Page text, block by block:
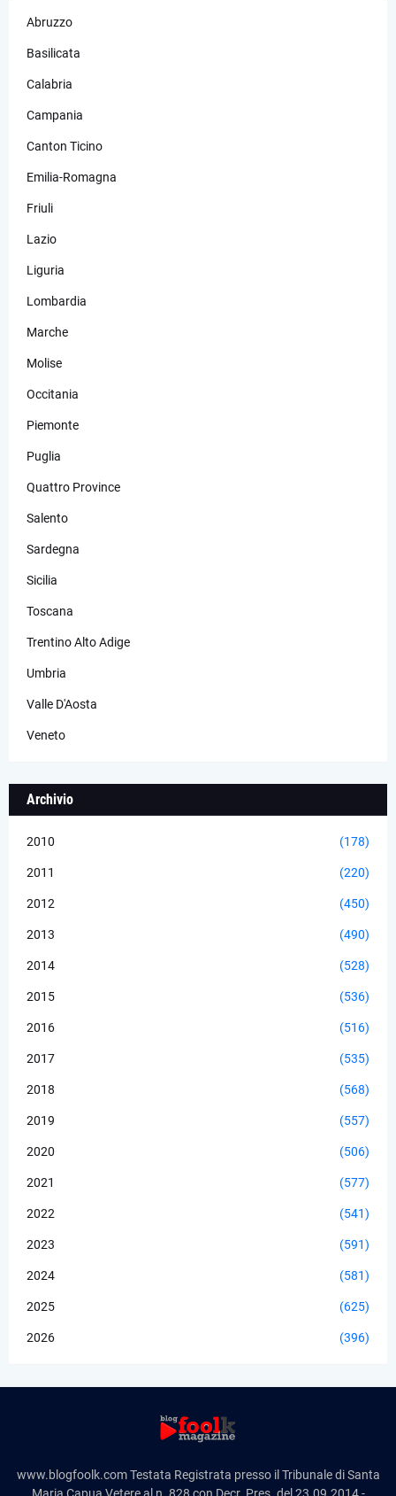
Abruzzo
Basilicata
Calabria
Campania
Canton Ticino
Emilia-Romagna
Friuli
Lazio
Liguria
Lombardia
Marche
Molise
Occitania
Piemonte
Puglia
Quattro Province
Salento
Sardegna
Sicilia
Toscana
Trentino Alto Adige
Umbria
Valle D'Aosta
Veneto
Archivio
2010 (178)
2011 (220)
2012 (450)
2013 (490)
2014 (528)
2015 (536)
2016 (516)
2017 (535)
2018 (568)
2019 (557)
2020 (506)
2021 (577)
2022 (541)
2023 (591)
2024 (581)
2025 (625)
2026 (396)
www.blogfoolk.com Testata Registrata presso il Tribunale di Santa